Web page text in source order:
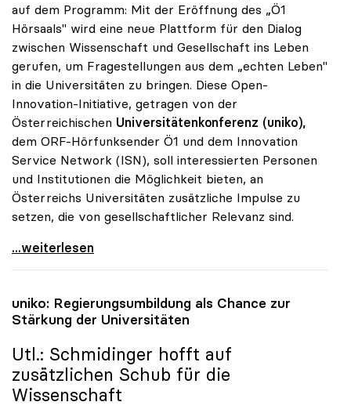
auf dem Programm: Mit der Eröffnung des „Ö1
Hörsaals" wird eine neue Plattform für den Dialog
zwischen Wissenschaft und Gesellschaft ins Leben
gerufen, um Fragestellungen aus dem „echten Leben"
in die Universitäten zu bringen. Diese Open-
Innovation-Initiative, getragen von der
Österreichischen Universitätenkonferenz (uniko),
dem ORF-Hörfunksender Ö1 und dem Innovation
Service Network (ISN), soll interessierten Personen
und Institutionen die Möglichkeit bieten, an
Österreichs Universitäten zusätzliche Impulse zu
setzen, die von gesellschaftlicher Relevanz sind.
uniko und ORF-Radio eröffnen „Ö1-Hörsaal\"
...weiterlesen
uniko: Regierungsumbildung als Chance zur
Stärkung der Universitäten
Utl.: Schmidinger hofft auf
zusätzlichen Schub für die
Wissenschaft